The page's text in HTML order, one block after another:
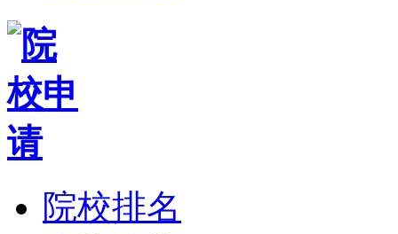
院校排名